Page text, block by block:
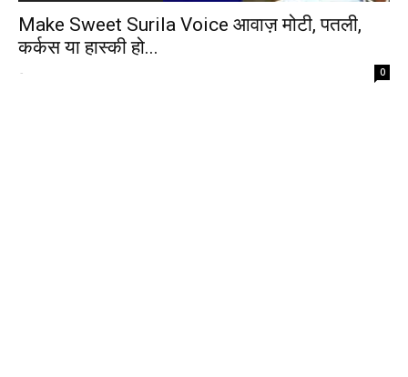
Make Sweet Surila Voice आवाज़ मोटी, पतली,
कर्कस या हास्की हो...
- 0